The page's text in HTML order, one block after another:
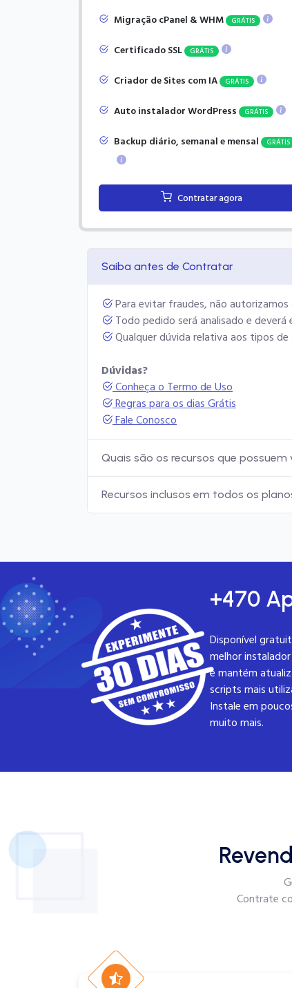
Migração cPanel & WHM GRÁTIS
Certificado SSL GRÁTIS
Criador de Sites com IA GRÁTIS
Auto instalador WordPress GRÁTIS
Backup diário, semanal e mensal GRÁTIS
Contratar agora
Saiba antes de Contratar
Para evitar fraudes, não
Todo pedido será analisado e
Qualquer dúvida relativa aos tipos
Dúvidas?
Conheça o Termo de Uso
Regras para os dias Grátis
Fale Conosco
Quais são os recursos que
Recursos inclusos em todos os
+470
Disponível
melhor
e mantém
scripts mais
Instale em
muito mais.
Contrate